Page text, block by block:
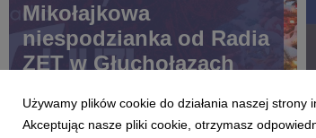
Mikołajkowa
niespodzianka od Radia
ZET w Głuchołazach
Używamy plików cookie do działania naszej
Akceptując nasze pliki cookie, otrzymasz